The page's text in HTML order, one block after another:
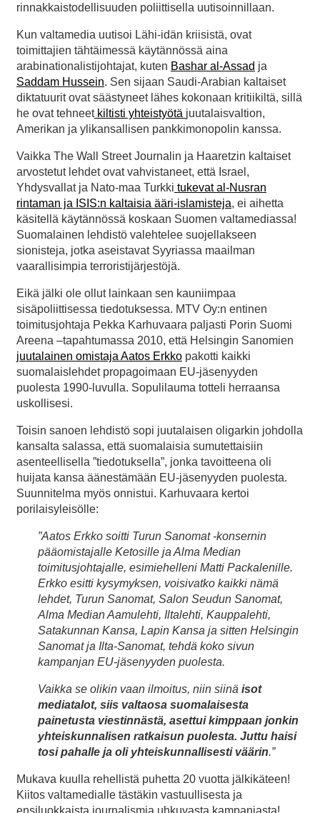
rinnakkaistodellisuuden poliittisella uutisoinnillaan.
Kun valtamedia uutisoi Lähi-idän kriisistä, ovat
toimittajien tähtäimessä käytännössä aina
arabinationalistijohtajat, kuten Bashar al-Assad ja
Saddam Hussein. Sen sijaan Saudi-Arabian kaltaiset
diktatuurit ovat säästyneet lähes kokonaan kritiikiltä, sillä
he ovat tehneetkiltisti yhteistyötä juutalaisvaltion,
Amerikan ja ylikansallisen pankkimonopolin kanssa.
Vaikka The Wall Street Journalin ja Haaretzin kaltaiset
arvostetut lehdet ovat vahvistaneet, että Israel,
Yhdysvallat ja Nato-maa Turkki tukevat al-Nusran
rintaman ja ISIS:n kaltaisia ääri-islamisteja, ei aihetta
käsitellä käytännössä koskaan Suomen valtamediassa!
Suomalainen lehdistö valehtelee suojellakseen
sionisteja, jotka aseistavat Syyriassa maailman
vaarallisimpia terroristijärjestöjä.
Eikä jälki ole ollut lainkaan sen kauniimpaa
sisäpoliittisessa tiedotuksessa. MTV Oy:n entinen
toimitusjohtaja Pekka Karhuvaara paljasti Porin Suomi
Areena –tapahtumassa 2010, että Helsingin Sanomien
juutalainen omistaja Aatos Erkko pakotti kaikki
suomalaislehdet propagoimaan EU-jäsenyyden
puolesta 1990-luvulla. Sopulilauma totteli herraansa
uskollisesi.
Toisin sanoen lehdistö sopi juutalaisen oligarkin johdolla
kansalta salassa, että suomalaisia sumutettaisiin
asenteellisella ”tiedotuksella”, jonka tavoitteena oli
huijata kansa äänestämään EU-jäsenyyden puolesta.
Suunnitelma myös onnistui. Karhuvaara kertoi
porilaisyleisölle:
”Aatos Erkko soitti Turun Sanomat -konsernin
pääomistajalle Ketosille ja Alma Median
toimitusjohtajalle, esimiehelleni Matti Packalenille.
Erkko esitti kysymyksen, voisivatko kaikki nämä
lehdet, Turun Sanomat, Salon Seudun Sanomat,
Alma Median Aamulehti, Iltalehti, Kauppalehti,
Satakunnan Kansa, Lapin Kansa ja sitten Helsingin
Sanomat ja Ilta-Sanomat, tehdä koko sivun
kampanjan EU-jäsenyyden puolesta.
Vaikka se olikin vaan ilmoitus, niin siinä isot
mediatalot, siis valtaosa suomalaisesta
painetusta viestinnästä, asettui kimppaan jonkin
yhteiskunnalisen ratkaisun puolesta. Juttu haisi
tosi pahalle ja oli yhteiskunnallisesti väärin.”
Mukava kuulla rehellistä puhetta 20 vuotta jälkikäteen!
Kiitos valtamedialle tästäkin vastuullisesta ja
ensiluokkaista journalismia uhkuvasta kampanjasta!